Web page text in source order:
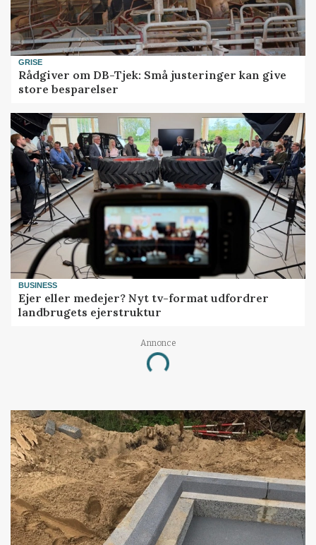
GRISE
Rådgiver om DB-Tjek: Små justeringer kan give
store besparelser
BUSINESS
Ejer eller medejer? Nyt tv-format udfordrer
landbrugets ejerstruktur
Annonce
Loading...